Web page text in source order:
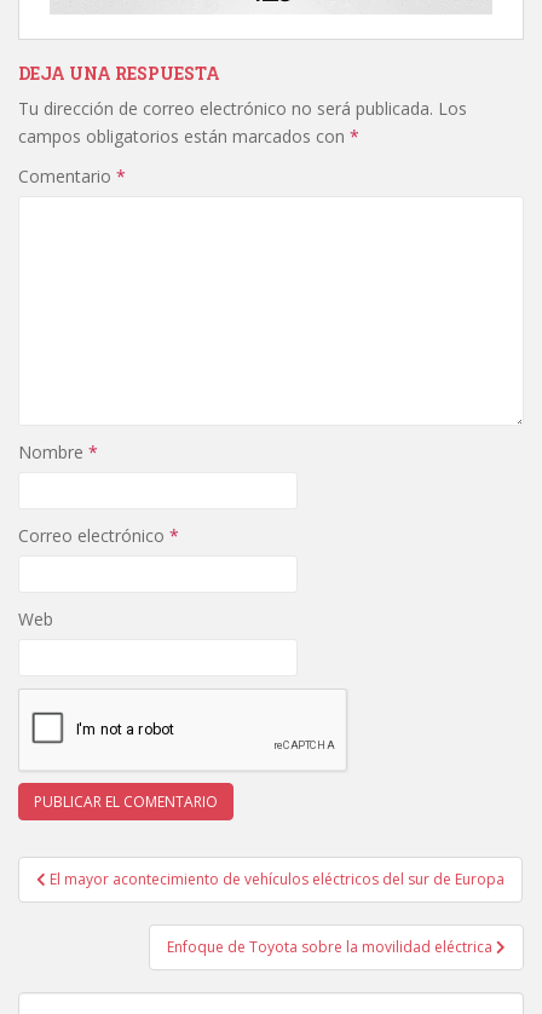
DEJA UNA RESPUESTA
Tu dirección de correo electrónico no será publicada. Los
campos obligatorios están marcados con *
Comentario *
Nombre *
Correo electrónico *
Web
Navegación
de
El mayor acontecimiento de vehículos eléctricos del sur de Europa
Enfoque de Toyota sobre la movilidad eléctrica